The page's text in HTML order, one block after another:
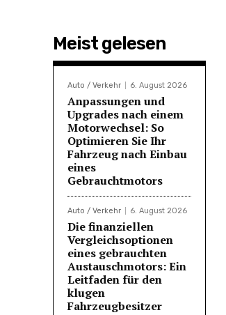
Meist gelesen
Auto / Verkehr 6. August 2026
Anpassungen und
Upgrades nach einem
Motorwechsel: So
Optimieren Sie Ihr
Fahrzeug nach Einbau
eines
Gebrauchtmotors
Auto / Verkehr 6. August 2026
Die finanziellen
Vergleichsoptionen
eines gebrauchten
Austauschmotors: Ein
Leitfaden für den
klugen
Fahrzeugbesitzer